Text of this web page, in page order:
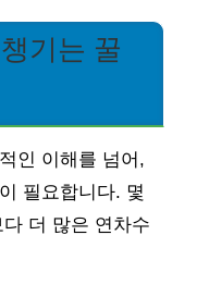
기는 꿀
인 이해를 넘어,
필요합니다. 몇
더 많은 연차수